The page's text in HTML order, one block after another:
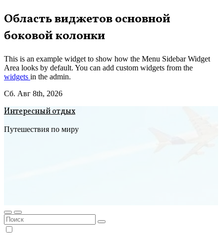
Перейти
к
содержимому
Область виджетов основной
боковой колонки
This is an example widget to show how the Menu Sidebar Widget
Area looks by default. You can add custom widgets from the
widgets in the admin.
Сб. Авг 8th, 2026
Интересный отдых
Путешествия по миру